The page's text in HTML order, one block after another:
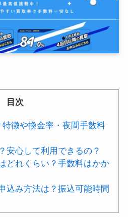
目次
徴や換金率・夜間手数料
安心して利用できるの？
どれくらい？手数料はかか
込み方法は？振込可能時間